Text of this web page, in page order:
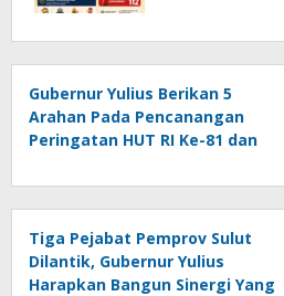
Gubernur Yulius Berikan 5
Arahan Pada Pencanangan
Peringatan HUT RI Ke-81 dan
Tiga Pejabat Pemprov Sulut
Dilantik, Gubernur Yulius
Harapkan Bangun Sinergi Yang